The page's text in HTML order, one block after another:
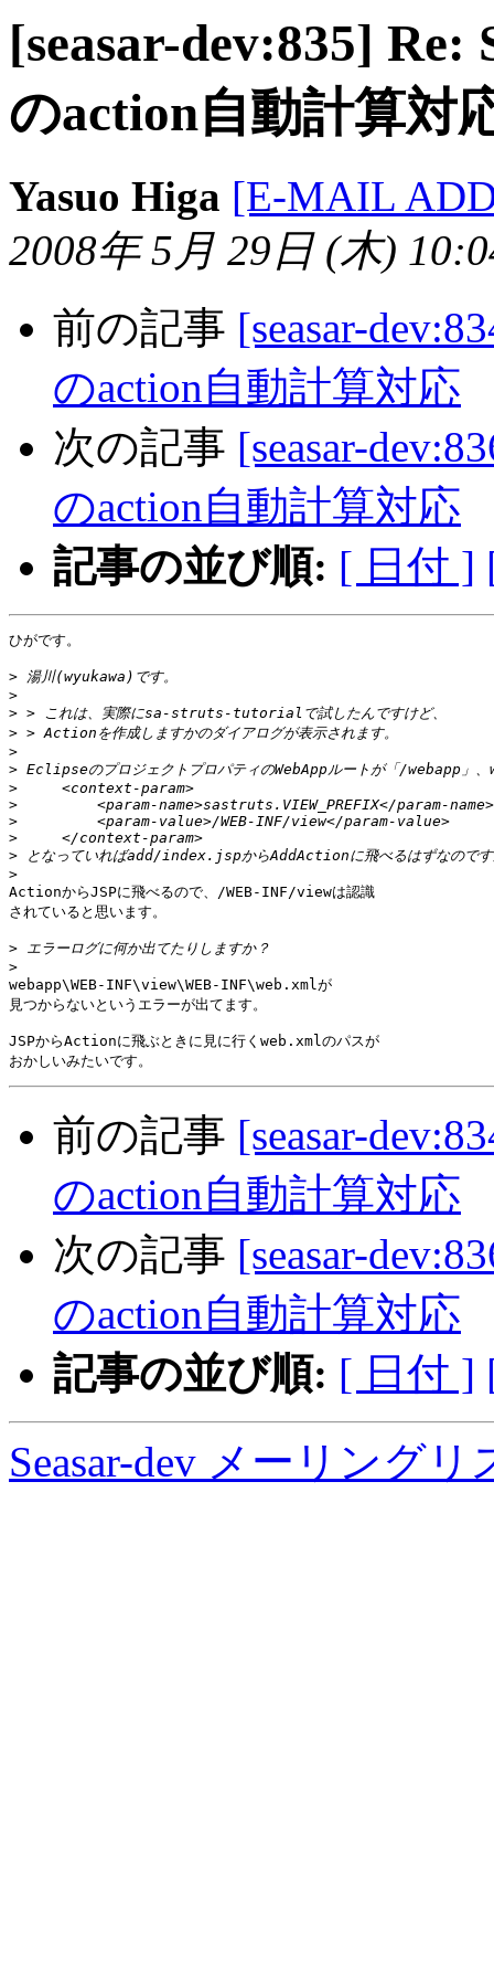
[seasar-dev:835]
のaction自動計算対
Yasuo Higa [E-MAIL
2008年 5月 29日 (木)
前の記事 [seasar-
のaction自動計算対応
次の記事 [seasar-
のaction自動計算対応
記事の並び順: [ 日付 ]
ひがです。
>
>
>
>
>
>
>
>
>
>
>
>
ActionからJSPに飛べるので、/WEB-INF/viewは認識
されていると思います。
>
>
webapp\WEB-INF\view\WEB-INF\web.xmlが
見つからないというエラーが出てます。
JSPからActionに飛ぶときに見に行くweb.xmlのパスが
前の記事 [seasar-
のaction自動計算対応
次の記事 [seasar-
のaction自動計算対応
記事の並び順: [ 日付 ]
Seasar-dev メーリング